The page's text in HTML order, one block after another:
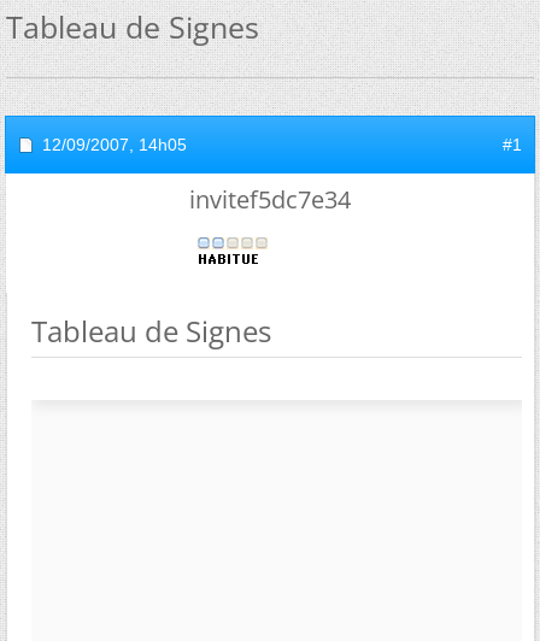
Tableau de Signes
12/09/2007, 14h05 #1
invitef5dc7e34
Tableau de Signes